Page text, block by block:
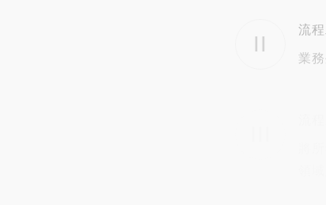
II
流
業